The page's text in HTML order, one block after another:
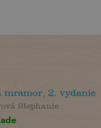
mramor, 2. vydanie
Stephanie